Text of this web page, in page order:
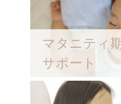
マタニティ
サポート